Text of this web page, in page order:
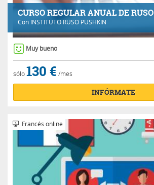
CURSO REGULAR ANUAL DE RUSO
Con INSTITUTO RUSO PUSHKIN
Muy bueno
sólo130 € /mes
INFÓRMATE
Francés online